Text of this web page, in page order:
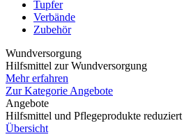
Tupfer
Verbände
Zubehör
Wundversorgung
Hilfsmittel zur Wundversorgung
Mehr erfahren
Zur Kategorie Angebote
Angebote
Hilfsmittel und Pflegeprodukte reduziert
Übersicht